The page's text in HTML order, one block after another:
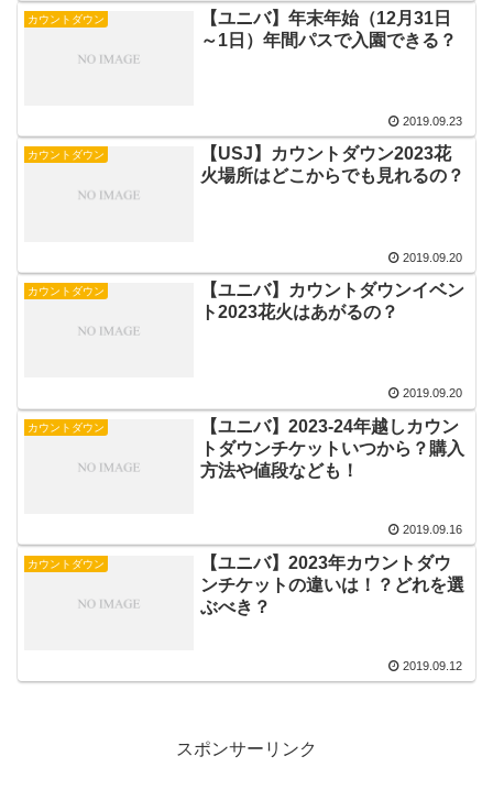
カウントダウン
【ユニバ】年末年始（12月31日
～1日）年間パスで入園できる？
2019.09.23
カウントダウン
【USJ】カウントダウン2023花
火場所はどこからでも見れるの？
2019.09.20
カウントダウン
【ユニバ】カウントダウンイベン
ト2023花火はあがるの？
2019.09.20
カウントダウン
【ユニバ】2023-24年越しカウン
トダウンチケットいつから？購入
方法や値段なども！
2019.09.16
カウントダウン
【ユニバ】2023年カウントダウ
ンチケットの違いは！？どれを選
ぶべき？
2019.09.12
スポンサーリンク